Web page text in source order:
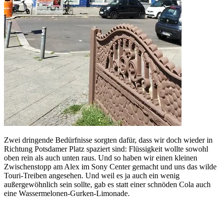
Zwei dringende Bedürfnisse sorgten dafür, dass wir doch wieder in
Richtung Potsdamer Platz spaziert sind: Flüssigkeit wollte sowohl
oben rein als auch unten raus. Und so haben wir einen kleinen
Zwischenstopp am Alex im Sony Center gemacht und uns das wilde
Touri-Treiben angesehen. Und weil es ja auch ein wenig
außergewöhnlich sein sollte, gab es statt einer schnöden Cola auch
eine Wassermelonen-Gurken-Limonade.